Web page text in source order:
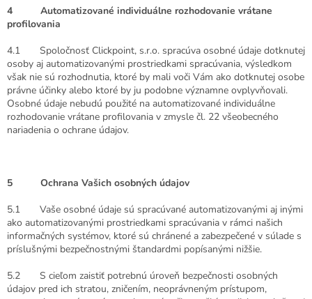
4 Automatizované individuálne rozhodovanie vrátane
profilovania
4.1 Spoločnosť Clickpoint, s.r.o. spracúva osobné údaje dotknutej
osoby aj automatizovanými prostriedkami spracúvania, výsledkom
však nie sú rozhodnutia, ktoré by mali voči Vám ako dotknutej osobe
právne účinky alebo ktoré by ju podobne významne ovplyvňovali.
Osobné údaje nebudú použité na automatizované individuálne
rozhodovanie vrátane profilovania v zmysle čl. 22 všeobecného
nariadenia o ochrane údajov.
5 Ochrana Vašich osobných údajov
5.1 Vaše osobné údaje sú spracúvané automatizovanými aj inými
ako automatizovanými prostriedkami spracúvania v rámci našich
informačných systémov, ktoré sú chránené a zabezpečené v súlade s
príslušnými bezpečnostnými štandardmi popísanými nižšie.
5.2 S cieľom zaistiť potrebnú úroveň bezpečnosti osobných
údajov pred ich stratou, zničením, neoprávneným prístupom,